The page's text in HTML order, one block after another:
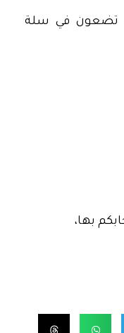
تضعون في سلة
بها،